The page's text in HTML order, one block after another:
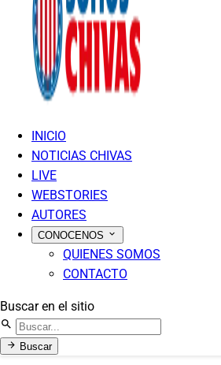
INICIO
NOTICIAS CHIVAS
LIVE
WEBSTORIES
AUTORES
CONOCENOS
QUIENES SOMOS
CONTACTO
Buscar en el sitio
Buscar